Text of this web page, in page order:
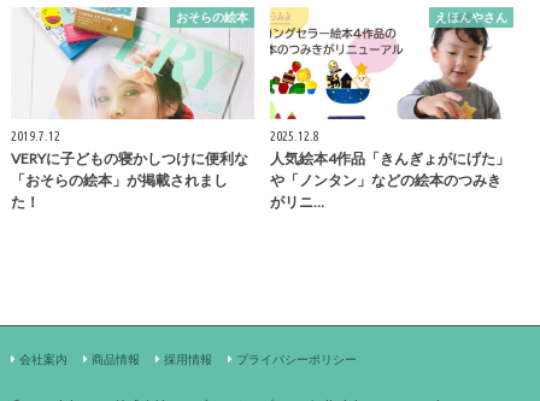
おそらの絵本
2019.7.12
VERYに子どもの寝かしつけに便利な
「おそらの絵本」が掲載されまし
た！
えほんやさん
2025.12.8
人気絵本4作品「きんぎょがにげた」
や「ノンタン」などの絵本のつみき
がリニ…
会社案内 商品情報 採用情報 プライバシーポリシー